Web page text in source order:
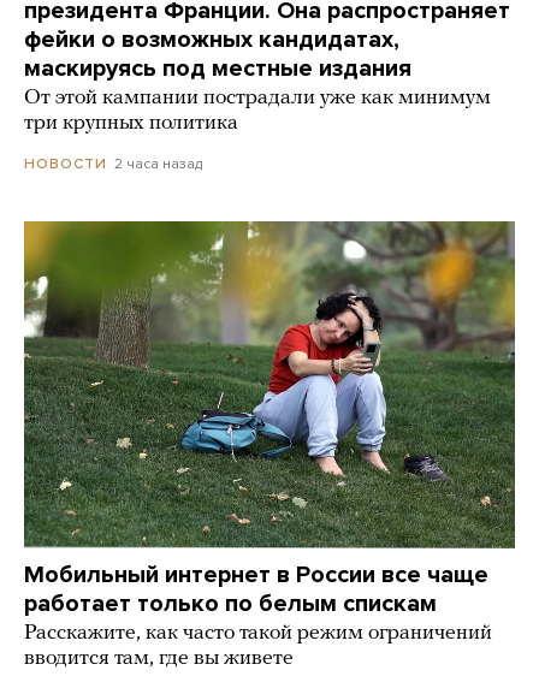
президента Франции. Она распространяет
фейки о возможных кандидатах,
маскируясь под местные издания
От этой кампании пострадали уже как минимум
три крупных политика
НОВОСТИ 2 часа назад
Мобильный интернет в России все чаще
работает только по белым спискам
Расскажите, как часто такой режим ограничений
вводится там, где вы живете